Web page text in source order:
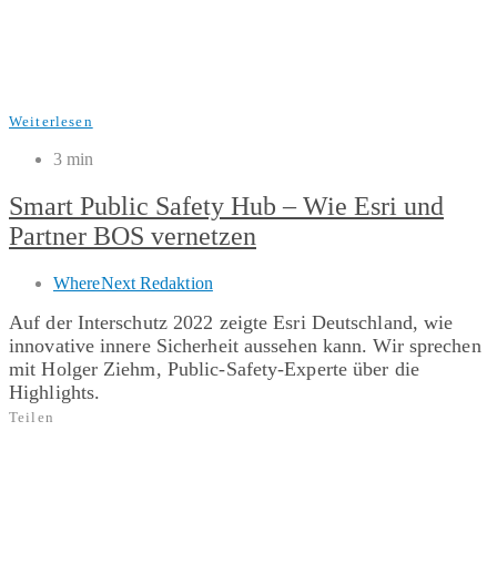
Weiterlesen
3 min
Smart Public Safety Hub – Wie Esri und
Partner BOS vernetzen
WhereNext Redaktion
Auf der Interschutz 2022 zeigte Esri Deutschland, wie
innovative innere Sicherheit aussehen kann. Wir sprechen
mit Holger Ziehm, Public-Safety-Experte über die
Highlights.
Teilen